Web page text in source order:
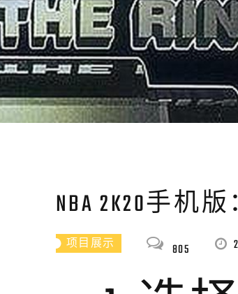
NBA 2K20手机
项目展示 805